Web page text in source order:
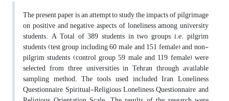
The present paper is an attempt to study the impacts of pilgrimage
on positive and negative aspects of loneliness among university
students. A Total of 389 students in two groups, i.e. pilgrim
students (test group including 60 male and 151 female) and non-
pilgrim students (control group 59 male and 119 female) were
selected from three universities in Tehran through available
sampling method. The tools used included Iran Loneliness
Questionnaire, Spiritual-Religious Loneliness Questionnaire, and